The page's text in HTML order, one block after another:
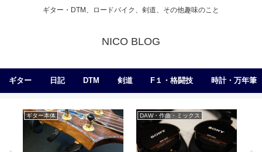
ギター・DTM、ロードバイク、剣道、その他趣味のこと
NICO BLOG
ギター 日記 DTM 剣道 F１・格闘技 時計・万年筆
ギター本体 DAW・作曲・ミックス